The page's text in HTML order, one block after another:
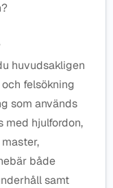
huvudsakligen
felsökning
som används
med hjulfordon,
både
samt